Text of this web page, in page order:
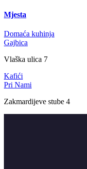
Mjesta
Domaća kuhinja
Gajbica
Vlaška ulica 7
Kafići
Pri Nami
Zakmardijeve stube 4